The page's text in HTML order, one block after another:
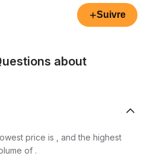
+Suivre
about
price is , and the highest
of .